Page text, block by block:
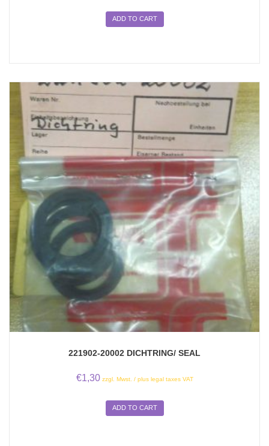
ADD TO CART
221902-20002 DICHTRING/ SEAL
€1,30 zzgl. Mwst. / plus legal taxes VAT
ADD TO CART